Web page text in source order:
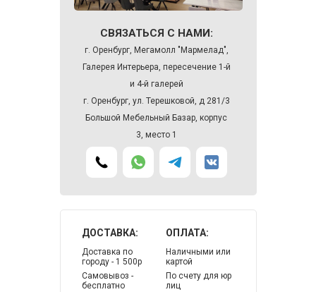
СВЯЗАТЬСЯ С НАМИ:
г. Оренбург, Мегамолл "Мармелад",
Галерея Интерьера, пересечение 1-й
и 4-й галерей
г. Оренбург, ул. Терешковой, д 281/3
Большой Мебельный Базар, корпус
3, место 1
ДОСТАВКА:
Доставка по
городу - 1 500р
Самовывоз -
бесплатно
ОПЛАТА:
Наличными или
картой
По счету для юр
лиц